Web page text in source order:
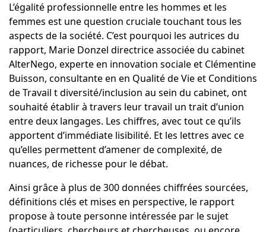
L’égalité professionnelle entre les hommes et les
femmes est une question cruciale touchant tous les
aspects de la société. C’est pourquoi les autrices du
rapport, Marie Donzel directrice associée du cabinet
AlterNego, experte en innovation sociale et Clémentine
Buisson, consultante en en Qualité de Vie et Conditions
de Travail t diversité/inclusion au sein du cabinet, ont
souhaité établir à travers leur travail un trait d’union
entre deux langages. Les chiffres, avec tout ce qu’ils
apportent d’immédiate lisibilité. Et les lettres avec ce
qu’elles permettent d’amener de complexité, de
nuances, de richesse pour le débat.
Ainsi grâce à plus de 300 données chiffrées sourcées,
définitions clés et mises en perspective, le rapport
propose à toute personne intéressée par le sujet